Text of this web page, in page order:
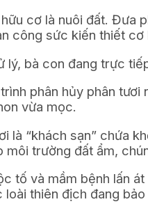
cơ là nuôi đất.
công sức kiến thiết cơ
lý, bà con đang trực
phân hủy phân
vừa mọc.
là “khách sạn” chứa
môi trường đất ẩm,
tố và mầm bệnh lấn át
thiên địch đang